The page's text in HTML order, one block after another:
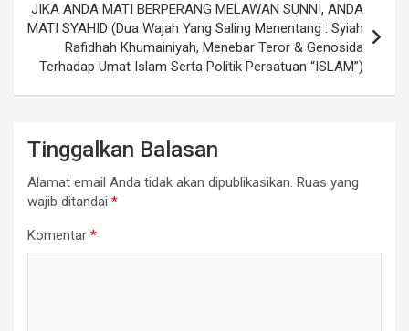
JIKA ANDA MATI BERPERANG MELAWAN SUNNI, ANDA
MATI SYAHID (Dua Wajah Yang Saling Menentang : Syiah
Rafidhah Khumainiyah, Menebar Teror & Genosida
Terhadap Umat Islam Serta Politik Persatuan “ISLAM”)
Tinggalkan Balasan
Alamat email Anda tidak akan dipublikasikan. Ruas yang
wajib ditandai *
Komentar *